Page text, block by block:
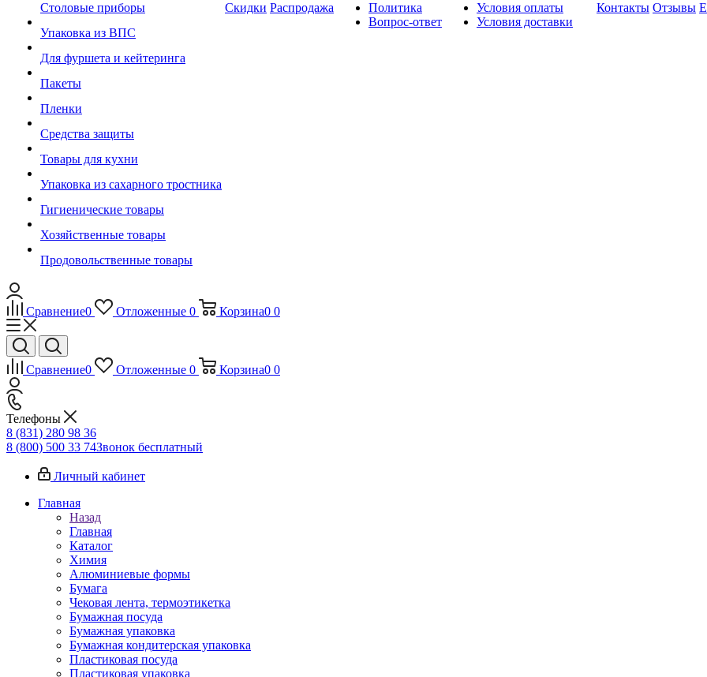
Столовые приборы
Упаковка из ВПС
Для фуршета и кейтеринга
Пакеты
Пленки
Средства защиты
Товары для кухни
Упаковка из сахарного тростника
Гигиенические товары
Хозяйственные товары
Продовольственные товары
Скидки Распродажа
Политика
Вопрос-ответ
Условия оплаты
Условия доставки
Контакты Отзывы
Сравнение0 Отложенные 0 Корзина0 0
Сравнение0 Отложенные 0 Корзина0 0
Телефоны
8 (831) 280 98 36
8 (800) 500 33 74Звонок бесплатный
Личный кабинет
Главная
Назад
Главная
Каталог
Химия
Алюминиевые формы
Бумага
Чековая лента, термоэтикетка
Бумажная посуда
Бумажная упаковка
Бумажная кондитерская упаковка
Пластиковая посуда
Пластиковая упаковка